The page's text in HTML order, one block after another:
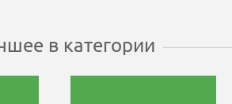
в категории